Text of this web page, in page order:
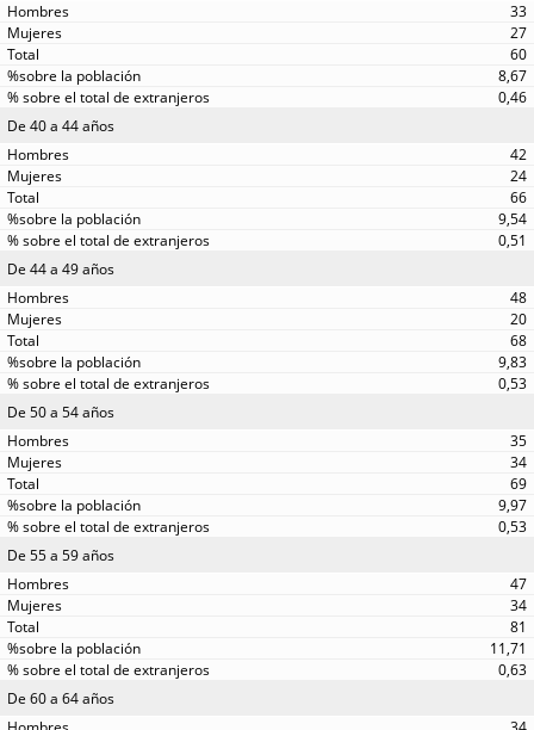
33
27
60
8,67
0,46
De 40 a 44 años
42
24
66
9,54
0,51
De 44 a 49 años
48
20
68
9,83
0,53
De 50 a 54 años
35
34
69
9,97
0,53
De 55 a 59 años
47
34
81
11,71
0,63
De 60 a 64 años